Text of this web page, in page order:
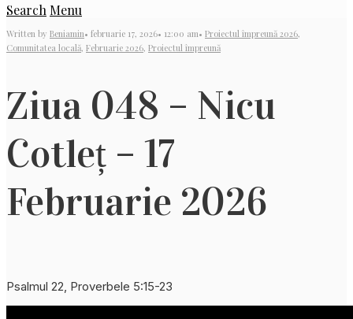
Search Menu
Written by Beniamin• februarie 17, 2026• 12:00 am• Proiectul împreună 2026,
Comunitatea locală, Februarie 2026, Proiectul împreună
Ziua 048 – Nicu
Cotleț – 17
Februarie 2026
Psalmul 22, Proverbele 5:15-23